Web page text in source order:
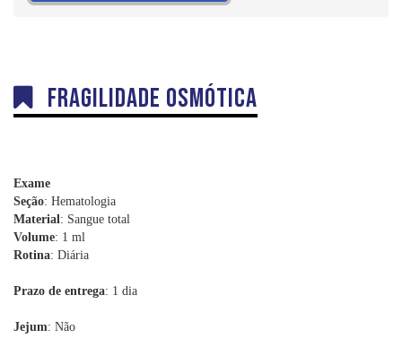
DNA
Sexagem Fetal
Labkids
Convênios
Fragilidade osmótica
Exame
Seção: Hematologia
Material: Sangue total
Volume: 1 ml
Rotina: Diária
Prazo de entrega: 1 dia
Jejum: Não